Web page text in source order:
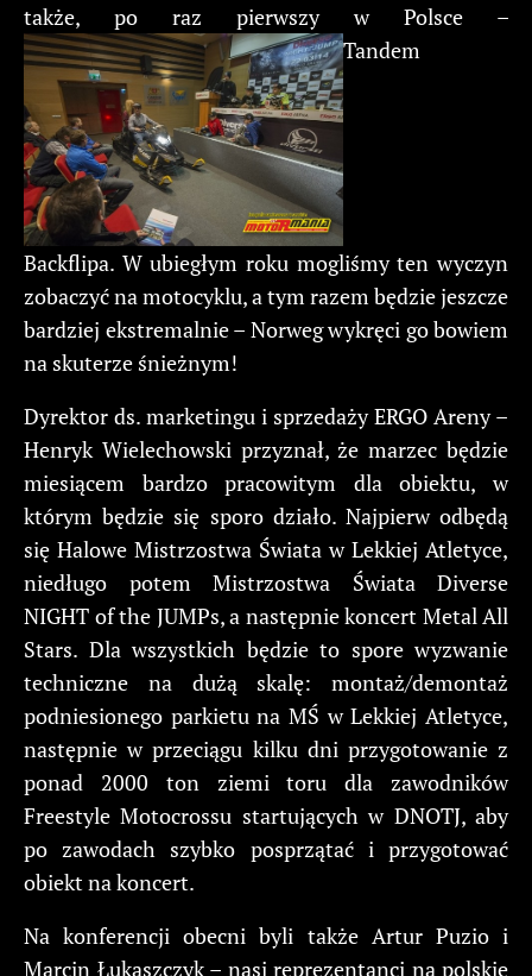
także, po raz pierwszy w Polsce –
Tandem
Backflipa. W ubiegłym roku mogliśmy ten wyczyn
zobaczyć na motocyklu, a tym razem będzie jeszcze
bardziej ekstremalnie – Norweg wykręci go bowiem
na skuterze śnieżnym!
Dyrektor ds. marketingu i sprzedaży ERGO Areny –
Henryk Wielechowski przyznał, że marzec będzie
miesiącem bardzo pracowitym dla obiektu, w
którym będzie się sporo działo. Najpierw odbędą
się Halowe Mistrzostwa Świata w Lekkiej Atletyce,
niedługo potem Mistrzostwa Świata Diverse
NIGHT of the JUMPs, a następnie koncert Metal All
Stars. Dla wszystkich będzie to spore wyzwanie
techniczne na dużą skalę: montaż/demontaż
podniesionego parkietu na MŚ w Lekkiej Atletyce,
następnie w przeciągu kilku dni przygotowanie z
ponad 2000 ton ziemi toru dla zawodników
Freestyle Motocrossu startujących w DNOTJ, aby
po zawodach szybko posprzątać i przygotować
obiekt na koncert.
Na konferencji obecni byli także Artur Puzio i
Marcin Łukaszczyk – nasi reprezentanci na polskie